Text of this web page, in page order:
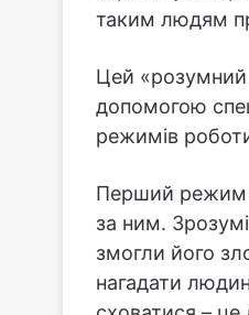
таким людям
Цей «розумний
допомогою
режимів
Перший режим
за ним.
змогли його
нагадати